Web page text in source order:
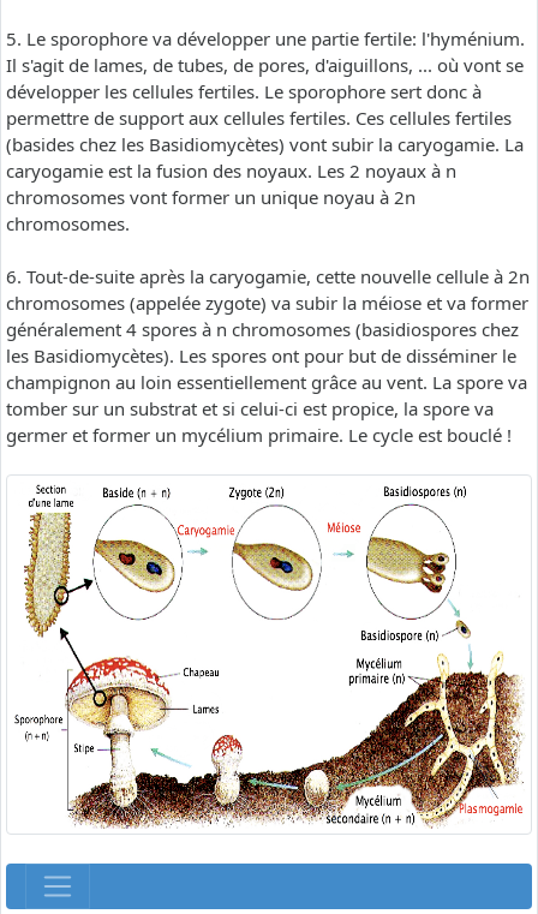
5. Le sporophore va développer une partie fertile: l'hyménium.
Il s'agit de lames, de tubes, de pores, d'aiguillons, ... où vont se
développer les cellules fertiles. Le sporophore sert donc à
permettre de support aux cellules fertiles. Ces cellules fertiles
(basides chez les Basidiomycètes) vont subir la caryogamie. La
caryogamie est la fusion des noyaux. Les 2 noyaux à n
chromosomes vont former un unique noyau à 2n
chromosomes.
6. Tout-de-suite après la caryogamie, cette nouvelle cellule à 2n
chromosomes (appelée zygote) va subir la méiose et va former
généralement 4 spores à n chromosomes (basidiospores chez
les Basidiomycètes). Les spores ont pour but de disséminer le
champignon au loin essentiellement grâce au vent. La spore va
tomber sur un substrat et si celui-ci est propice, la spore va
germer et former un mycélium primaire. Le cycle est bouclé !